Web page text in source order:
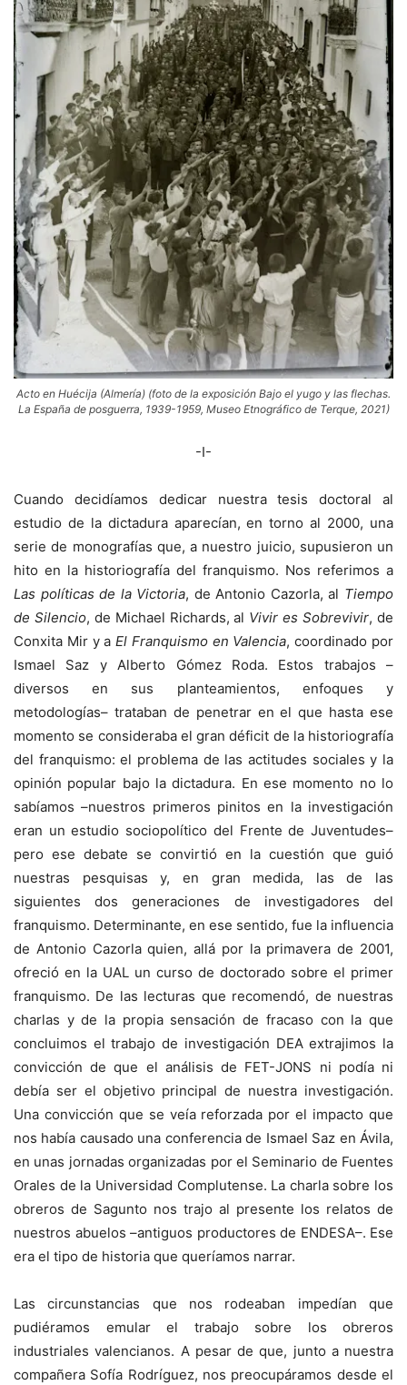
Acto en Huécija (Almería) (foto de la exposición Bajo el yugo y las flechas.
La España de posguerra, 1939-1959, Museo Etnográfico de Terque, 2021)
-I-
Cuando decidíamos dedicar nuestra tesis doctoral al
estudio de la dictadura aparecían, en torno al 2000, una
serie de monografías que, a nuestro juicio, supusieron un
hito en la historiografía del franquismo. Nos referimos a
Las políticas de la Victoria, de Antonio Cazorla, al Tiempo
de Silencio, de Michael Richards, al Vivir es Sobrevivir, de
Conxita Mir y aEl Franquismo en Valencia, coordinado por
Ismael Saz y Alberto Gómez Roda. Estos trabajos –
diversos en sus planteamientos, enfoques y
metodologías– trataban de penetrar en el que hasta ese
momento se consideraba el gran déficit de la historiografía
del franquismo: el problema de las actitudes sociales y la
opinión popular bajo la dictadura. En ese momento no lo
sabíamos –nuestros primeros pinitos en la investigación
eran un estudio sociopolítico del Frente de Juventudes–
pero ese debate se convirtió en la cuestión que guió
nuestras pesquisas y, en gran medida, las de las
siguientes dos generaciones de investigadores del
franquismo. Determinante, en ese sentido, fue la influencia
de Antonio Cazorla quien, allá por la primavera de 2001,
ofreció en la UAL un curso de doctorado sobre el primer
franquismo. De las lecturas que recomendó, de nuestras
charlas y de la propia sensación de fracaso con la que
concluimos el trabajo de investigación DEA extrajimos la
convicción de que el análisis de FET-JONS ni podía ni
debía ser el objetivo principal de nuestra investigación.
Una convicción que se veía reforzada por el impacto que
nos había causado una conferencia de Ismael Saz en Ávila,
en unas jornadas organizadas por el Seminario de Fuentes
Orales de la Universidad Complutense. La charla sobre los
obreros de Sagunto nos trajo al presente los relatos de
nuestros abuelos –antiguos productores de ENDESA–. Ese
era el tipo de historia que queríamos narrar.
Las circunstancias que nos rodeaban impedían que
pudiéramos emular el trabajo sobre los obreros
industriales valencianos. A pesar de que, junto a nuestra
compañera Sofía Rodríguez, nos preocupáramos desde el